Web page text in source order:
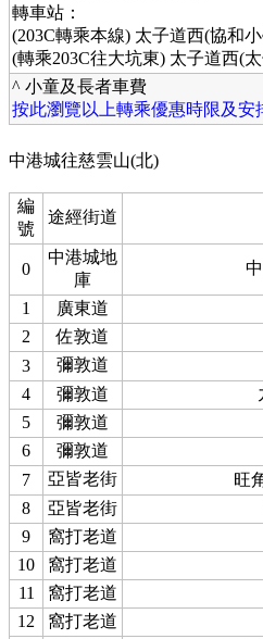
轉車站：
(203C轉乘本線) 太子道西(協和
(轉乘203C往大坑東) 太子道西(
^ 小童及長者車費
按此瀏覽以上轉乘優惠時限及安
中港城往慈雲山(北)
編
號
途經街道
0
中港城地
庫
1 廣東道
2
佐敦道
3
彌敦道
4
彌敦道
5
彌敦道
6
彌敦道
7
亞皆老街
旺
8
亞皆老街
9
窩打老道
10
窩打老道
11
窩打老道
12
窩打老道